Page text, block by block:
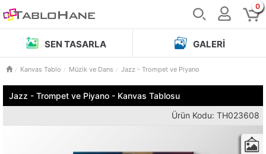
0
SEN TASARLA GALERI
Kanvas Tablo Müzik ve Dans Jazz - Trompet ve Piyano
Jazz - Trompet ve Piyano - Kanvas Tablosu
Ürün Kodu: TH023608